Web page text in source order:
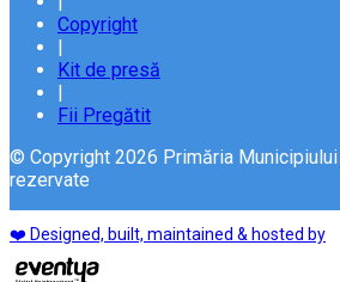
Copyright
Kit de presă
Fii Pregătit
© Copyright 2026 Primăria
rezervate
❤️ Designed, built, maintained & hosted by